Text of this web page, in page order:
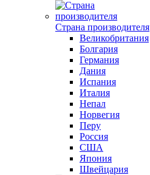
Страна производителя
Великобритания
Болгария
Германия
Дания
Испания
Италия
Непал
Норвегия
Перу
Россия
США
Япония
Швейцария